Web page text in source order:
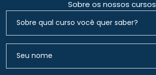
Sobre os nossos cursos